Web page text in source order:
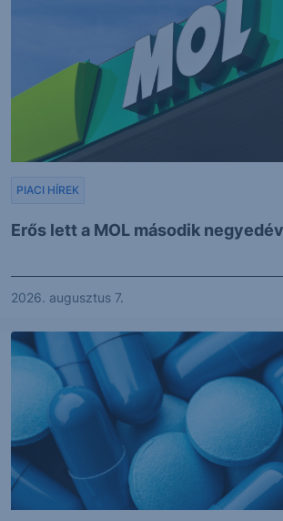
Erős lett a MOL második
PIACI HÍREK
2026. augusztus 7.